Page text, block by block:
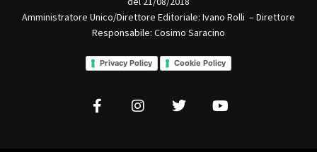
Amministratore Unico/Direttore Editoriale: Ivano Rolli – Direttore
Responsabile: Cosimo Saracino
Privacy Policy Cookie Policy